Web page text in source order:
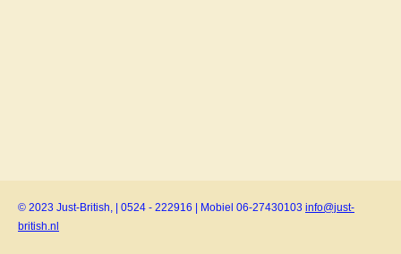
© 2023 Just-British, | 0524 - 222916 | Mobiel 06-27430103 info@just-
british.nl